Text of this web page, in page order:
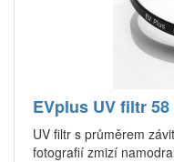
EVplus UV filtr 58
UV filtr s průměrem
fotografií zmizí